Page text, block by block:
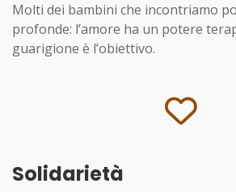
Molti dei bambini che incontriamo
profonde: l’amore ha un potere
guarigione è l’obiettivo.
Solidarietà